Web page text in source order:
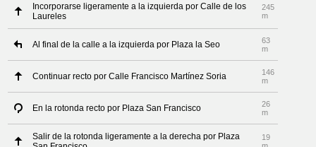
Incorporarse ligeramente a la izquierda por Calle de los
Laureles
245
m
Al final de la calle a la izquierda por Plaza la Seo
63
m
Continuar recto por Calle Francisco Martínez Soria
146
m
En la rotonda recto por Plaza San Francisco
26
m
Salir de la rotonda ligeramente a la derecha por Plaza
19